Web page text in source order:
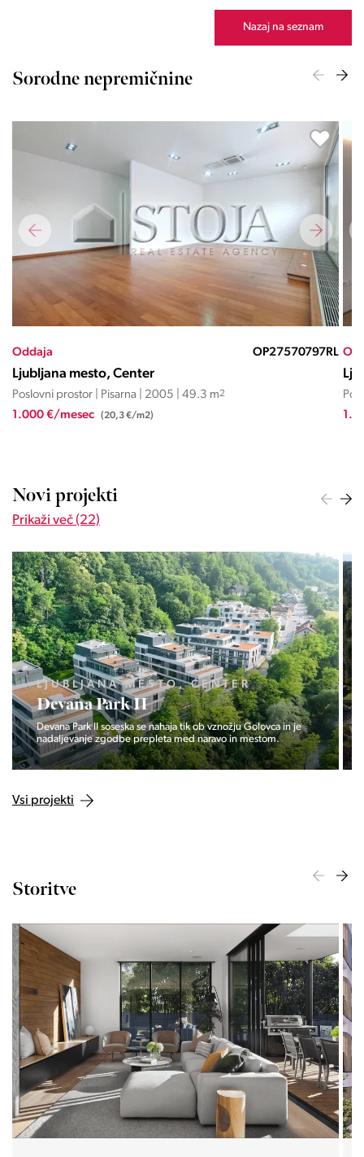
Nazaj na seznam
Sorodne nepremičnine
Oddaja OP27570797RL
Ljubljana mesto, Center
Poslovni prostor | Pisarna | 2005 | 49.3 m2
1.000 €/mesec (20,3 €/m2)
Novi projekti
Prikaži več (22)
LJUBLJANA MESTO, CENTER
Devana Park II
Devana Park II soseska se nahaja tik ob vznožju Golovca in je
nadaljevanje zgodbe prepleta med naravo in mestom.
Vsi projekti
Storitve